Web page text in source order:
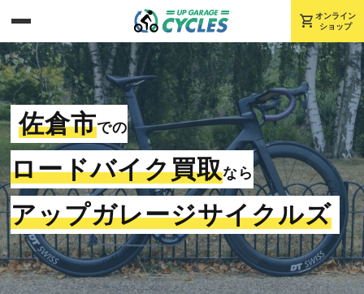
shopping_cart オンライン
ショップ
佐倉市での
ロードバイク買取なら
アップガレージサイクルズ